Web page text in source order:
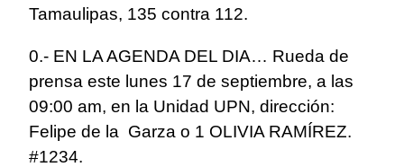
Tamaulipas, 135 contra 112.
0.- EN LA AGENDA DEL DIA… Rueda de
prensa este lunes 17 de septiembre, a las
09:00 am, en la Unidad UPN, dirección:
Felipe de la Garza o 1 OLIVIA RAMÍREZ.
#1234.